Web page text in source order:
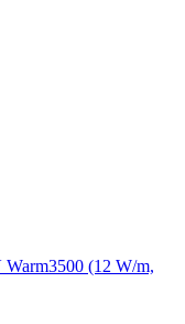
(12 W/m,